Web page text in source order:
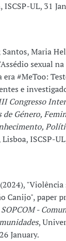
ISCSP-UL, 31
Maria
sexual
era #MeToo:
e
Congresso
de Género,
Lisboa, ISCSP-
"Violência
Canijo", paper
-
,
January.